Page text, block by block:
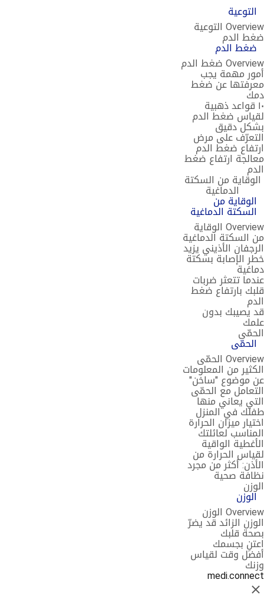
التوعية
Overview التوعية
ضغط الدم
ضغط الدم
Overview ضغط الدم
أمور مهمة يجب
معرفتها عن ضغط
دمك
١٠ قواعد ذهبية
لقياس ضغط الدم
بشكل دقيق
التعرّف على مرض
ارتفاع ضغط الدم
معالجة ارتفاع ضغط
الدم
الوقاية من السكتة
الدماغية
الوقاية من
السكتة الدماغية
Overview الوقاية
من السكتة الدماغية
الرجفان الأذيني يزيد
خطر الإصابة بسكتة
دماغية
عندما تتعثر ضربات
قلبك بارتفاع ضغط
الدم
قد يصيبك بدون
علمك
الحمّى
الحمّى
Overview الحمّى
الكثير من المعلومات
عن موضوع "ساخن"
التعامل مع الحمّى
التي يعاني منها
طفلك في المنزل
اختيار ميزان الحرارة
المناسب لعائلتك
الأغطية الواقية
لقياس الحرارة من
الأذن: أكثر من مجرد
نظافة صحية
الوزن
الوزن
Overview الوزن
الوزن الزائد قد يضرّ
بصحة قلبك
اعتنِ بجسمك
أفضل وقت لقياس
وزنك
medi.connect
إغلاق